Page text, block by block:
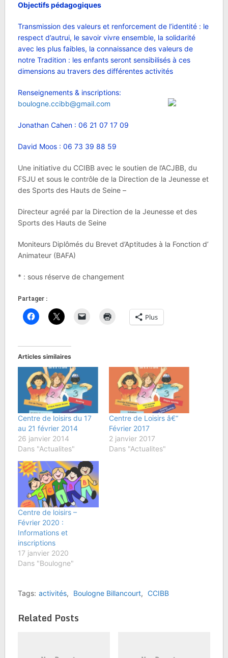
Objectifs pédagogiques
Transmission des valeurs et renforcement de l’identité : le
respect d’autrui, le savoir vivre ensemble, la solidarité
avec les plus faibles, la connaissance des valeurs de
notre Tradition : les enfants seront sensibilisés à ces
dimensions au travers des différentes activités
Renseignements & inscriptions:
boulogne.ccibb@gmail.com
Jonathan Cahen : 06 21 07 17 09
David Moos : 06 73 39 88 59
Une initiative du CCIBB avec le soutien de l’ACJBB, du
FSJU et sous le contrôle de la Direction de la Jeunesse et
des Sports des Hauts de Seine –
Directeur agréé par la Direction de la Jeunesse et des
Sports des Hauts de Seine
Moniteurs Diplômés du Brevet d’Aptitudes à la Fonction d’
Animateur (BAFA)
* : sous réserve de changement
Partager :
Plus
Articles similaires
Centre de loisirs du 17
au 21 février 2014
26 janvier 2014
Dans "Actualites"
Centre de Loisirs â€“
Février 2017
2 janvier 2017
Dans "Actualites"
Centre de loisirs –
Février 2020 :
Informations et
inscriptions
17 janvier 2020
Dans "Boulogne"
Tags: activités, Boulogne Billancourt, CCIBB
Related Posts